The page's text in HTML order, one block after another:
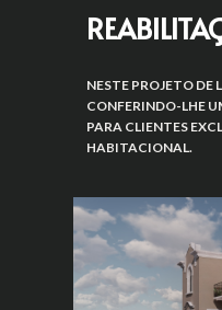
NESTE PROJETO
CONFERINDO-LHE
PARA CLIENTES
HABITACIONAL.